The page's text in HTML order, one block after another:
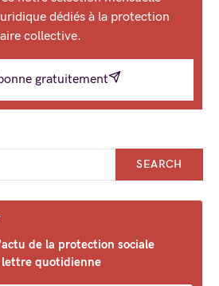
dédiés à la protection
collective.
gratuitement
SEARCH
de la protection sociale
lettre quotidienne